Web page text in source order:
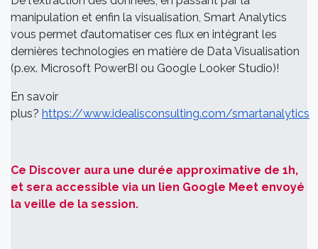
manipulation et enfin la visualisation, Smart Analytics
vous permet d’automatiser ces flux en intégrant les
dernières technologies en matière de Data Visualisation
(p.ex. Microsoft PowerBI ou Google Looker Studio)!
En savoir
plus? https://www.idealisconsulting.com/smartanalytics
Ce Discover aura une durée approximative de 1h,
et sera accessible via un lien Google Meet envoyé
la veille de la session.